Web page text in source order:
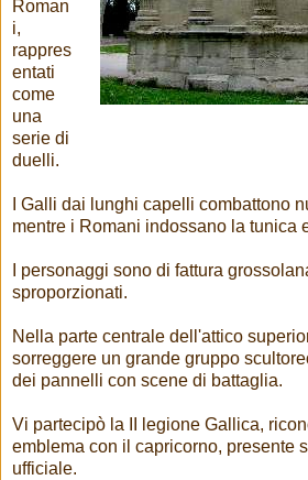
Roman
i,
rappres
entati
come
una
serie di
duelli.
I Galli dai lunghi capelli combattono
mentre i Romani indossano la tunica
I personaggi sono di fattura
sproporzionati.
Nella parte centrale dell'attico
sorreggere un grande gruppo
dei pannelli con scene di battaglia.
Vi partecipò la II legione Gallica,
emblema con il capricorno, presente
ufficiale.